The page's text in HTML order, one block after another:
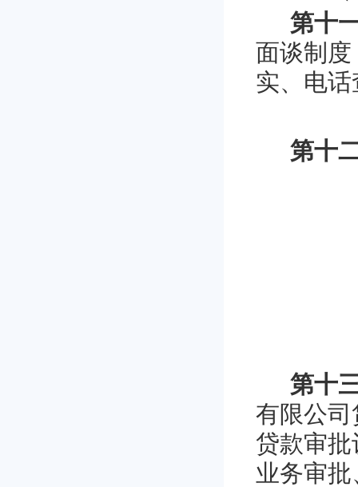
第十
面谈制
实、电
第十
第十
有限公
贷款审
业务审